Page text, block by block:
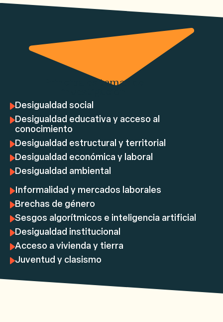
Principales temas de
Desigualdad social
Desigualdad educativa y acceso al
conocimiento
Desigualdad estructural y territorial
Desigualdad económica y laboral
Desigualdad ambiental
Informalidad y mercados laborales
Brechas de género
Sesgos algorítmicos e inteligencia artificial
Desigualdad institucional
Acceso a vivienda y tierra
Juventud y clasismo